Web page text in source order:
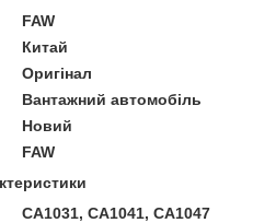
FAW
Китай
Оригінал
Вантажний автомобіль
Новий
FAW
CA1031, CA1041, CA1047